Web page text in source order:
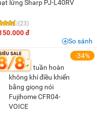
lửng Sharp PJ-L40RV
(23)
đ
So sánh
-34%